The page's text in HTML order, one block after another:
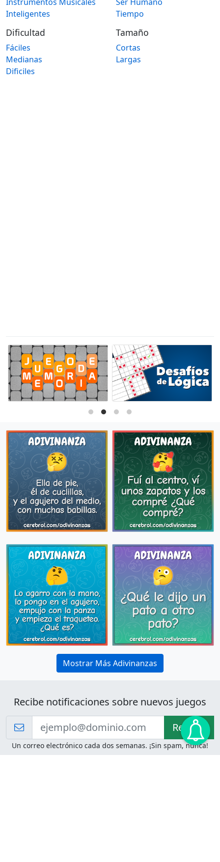
Inteligentes
Tiempo
Dificultad
Fáciles
Medianas
Dificiles
Tamaño
Cortas
Largas
Mostrar Más Adivinanzas
Recibe notificaciones sobre nuevos juegos
Recibir!
Un correo electrónico cada dos semanas. ¡Sin spam, nunca!